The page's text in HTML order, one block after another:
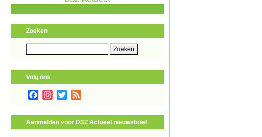
Zoeken
naar:
Volg ons
FacebookInstagram
Twitter
Aanmelden voor DSZ Actueel nieuwsbrief